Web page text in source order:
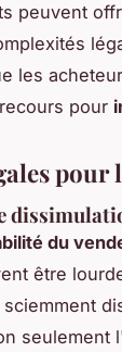
peuvent
les
pour
pour
du
être
seulement